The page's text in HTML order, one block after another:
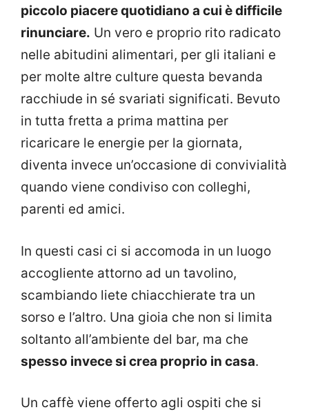
piccolo piacere quotidiano a cui è difficile
rinunciare. Un vero e proprio rito radicato
nelle abitudini alimentari, per gli italiani e
per molte altre culture questa bevanda
racchiude in sé svariati significati. Bevuto
in tutta fretta a prima mattina per
ricaricare le energie per la giornata,
diventa invece un’occasione di convivialità
quando viene condiviso con colleghi,
parenti ed amici.
In questi casi ci si accomoda in un luogo
accogliente attorno ad un tavolino,
scambiando liete chiacchierate tra un
sorso e l’altro. Una gioia che non si limita
soltanto all’ambiente del bar, ma che
spesso invece si crea proprio in casa.
Un caffè viene offerto agli ospiti che si